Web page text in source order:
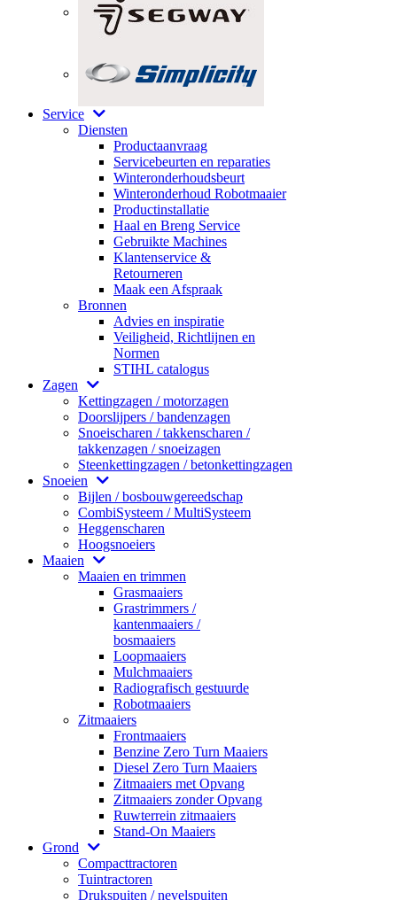
Service
Diensten
Productaanvraag
Servicebeurten en reparaties
Winteronderhoudsbeurt
Winteronderhoud Robotmaaier
Productinstallatie
Haal en Breng Service
Gebruikte Machines
Klantenservice &
Retourneren
Maak een Afspraak
Bronnen
Advies en inspiratie
Veiligheid, Richtlijnen en
Normen
STIHL catalogus
Zagen
Kettingzagen / motorzagen
Doorslijpers / bandenzagen
Snoeischaren / takkenscharen /
takkenzagen / snoeizagen
Steenkettingzagen / betonkettingzagen
Snoeien
Bijlen / bosbouwgereedschap
CombiSysteem / MultiSysteem
Heggenscharen
Hoogsnoeiers
Maaien
Maaien en trimmen
Grasmaaiers
Grastrimmers /
kantenmaaiers /
bosmaaiers
Loopmaaiers
Mulchmaaiers
Radiografisch gestuurde
Robotmaaiers
Zitmaaiers
Frontmaaiers
Benzine Zero Turn Maaiers
Diesel Zero Turn Maaiers
Zitmaaiers met Opvang
Zitmaaiers zonder Opvang
Ruwterrein zitmaaiers
Stand-On Maaiers
Grond
Compacttractoren
Tuintractoren
Drukspuiten / nevelspuiten